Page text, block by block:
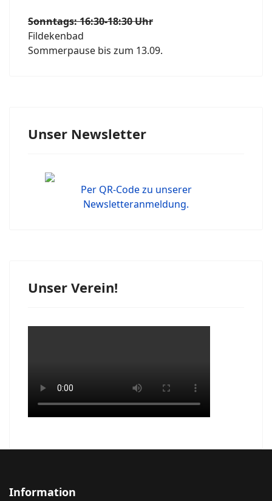
Sonntags: 16:30-18:30 Uhr
Fildekenbad
Sommerpause bis zum 13.09.
Unser Newsletter
Per QR-Code zu unserer
Newsletteranmeldung.
Unser Verein!
Information